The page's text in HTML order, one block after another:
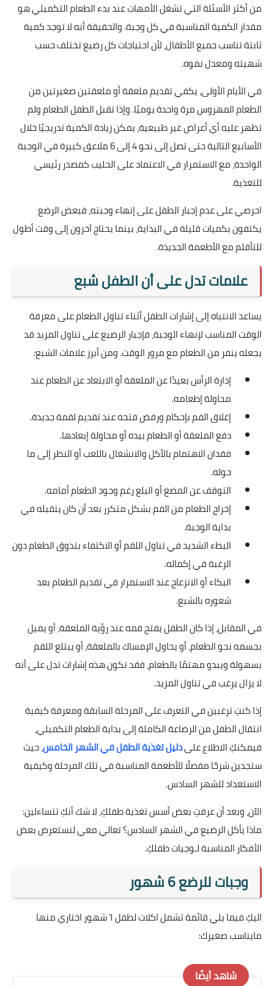
من أكثر الأسئلة التي تشغل الأمهات عند بدء الطعام التكميلي هو
مقدار الكمية المناسبة في كل وجبة. والحقيقة أنه لا توجد كمية
ثابتة تناسب جميع الأطفال، لأن احتياجات كل رضيع تختلف حسب
شهيته ومعدل نموه.
في الأيام الأولى، يكفي تقديم ملعقة أو ملعقتين صغيرتين من
الطعام المهروس مرة واحدة يوميًا. وإذا تقبل الطفل الطعام ولم
تظهر عليه أي أعراض غير طبيعية، يمكن زيادة الكمية تدريجيًا خلال
الأسابيع التالية حتى تصل إلى نحو 4 إلى 6 ملاعق كبيرة في الوجبة
الواحدة، مع الاستمرار في الاعتماد على الحليب كمصدر رئيسي
للتغذية.
احرصي على عدم إجبار الطفل على إنهاء وجبته، فبعض الرضع
يكتفون بكميات قليلة في البداية، بينما يحتاج آخرون إلى وقت أطول
للتأقلم مع الأطعمة الجديدة.
علامات تدل على أن الطفل شبع
يساعد الانتباه إلى إشارات الطفل أثناء تناول الطعام على معرفة
الوقت المناسب لإنهاء الوجبة، فإجبار الرضيع على تناول المزيد قد
يجعله ينفر من الطعام مع مرور الوقت. ومن أبرز علامات الشبع:
إدارة الرأس بعيدًا عن الملعقة أو الابتعاد عن الطعام عند
محاولة إطعامه.
إغلاق الفم بإحكام ورفض فتحه عند تقديم لقمة جديدة.
دفع الملعقة أو الطعام بيده أو محاولة إبعادها.
فقدان الاهتمام بالأكل والانشغال باللعب أو النظر إلى ما
حوله.
التوقف عن المضغ أو البلع رغم وجود الطعام أمامه.
إخراج الطعام من الفم بشكل متكرر بعد أن كان يتقبله في
بداية الوجبة.
البطء الشديد في تناول اللقم أو الاكتفاء بتذوق الطعام دون
الرغبة في إكماله.
البكاء أو الانزعاج عند الاستمرار في تقديم الطعام بعد
شعوره بالشبع.
في المقابل، إذا كان الطفل يفتح فمه عند رؤية الملعقة، أو يميل
بجسمه نحو الطعام، أو يحاول الإمساك بالملعقة، أو يبتلع اللقم
بسهولة ويبدو مهتمًا بالطعام، فقد تكون هذه إشارات تدل على أنه
لا يزال يرغب في تناول المزيد.
إذا كنتِ ترغبين في التعرف على المرحلة السابقة ومعرفة كيفية
انتقال الطفل من الرضاعة الكاملة إلى بداية الطعام التكميلي،
فيمكنكِ الاطلاع علىدليل تغذية الطفل في الشهر الخامس، حيث
ستجدين شرحًا مفصلًا للأطعمة المناسبة في تلك المرحلة وكيفية
الاستعداد للشهر السادس.
الآن، وبعد أن عرفتِ بعض أسس تغذية طفلكِ، لا شك أنكِ تتساءلين:
ماذا يأكل الرضيع في الشهر السادس؟ تعالي معي لنستعرض بعض
الأفكار المناسبة لـوجبات طفلكِ.
وجبات للرضع 6 شهور
اليكِ فيما يلي قائمة تشمل اكلات لطفل ٦ شهور اختاري منها
مايناسب صغيرك:
شاهد أيضًا